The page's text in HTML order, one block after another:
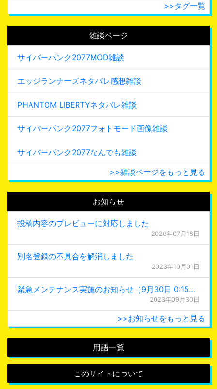
>>タグ一覧
雑談ページ
サイバーパンク2077MOD雑談
エッジランナーズネタバレ感想雑談
PHANTOM LIBERTYネタバレ雑談
サイバーパンク2077フォトモード画像雑談
サイバーパンク2077なんでも雑談
>>雑談ページをもっと見る
お知らせ
投稿内容のプレビューに対応しました
2026年07月18日
別名登録の不具合を解消しました
2023年10月01日
緊急メンテナンス実施のお知らせ（9月30日 0:15更新）
2023年09月30日
>>お知らせをもっと見る
用語一覧
このサイトについて